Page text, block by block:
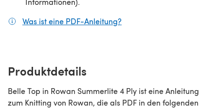
Was ist eine PDF-Anleitung?
Produktdetails
Belle Top in Rowan Summerlite 4 Ply ist eine Anleitung
zum Knitting von Rowan, die als PDF in den folgenden